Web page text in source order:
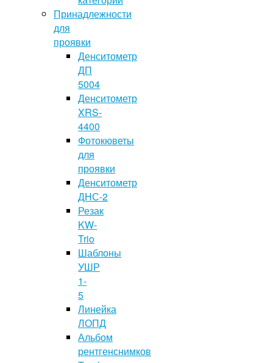
Принадлежности
для
проявки
Денситометр
ДП
5004
Денситометр
XRS-
4400
Фотокюветы
для
проявки
Денситометр
ДНС-2
Резак
KW-
Trio
Шаблоны
УШР
1-
5
Линейка
ЛОПД
Альбом
рентгенснимков